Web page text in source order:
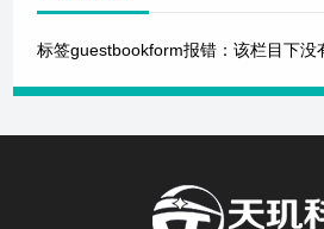
标签guestbookform报错：该栏目下没